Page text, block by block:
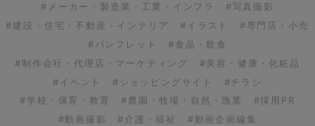
#メーカー・製造業・工業・インフラ
#写真撮影
#建設・住宅・不動産・インテリア
#イラスト
#専門店・小売
#パンフレット
#食品・飲食
#制作会社・代理店・マーケティング
#美容・健康・化粧品
#イベント
#ショッピングサイト
#チラシ
#学校・保育・教育
#農園・牧場・自然・漁業
#採用PR
#動画撮影
#介護・福祉
#動画企画編集